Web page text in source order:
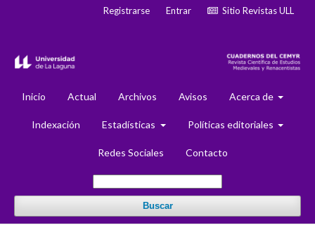
Inicio Actual Archivos Avisos Acerca de
Indexación Estadísticas Políticas editoriales
Redes Sociales Contacto
Buscar
Registrarse Entrar Sitio Revistas ULL